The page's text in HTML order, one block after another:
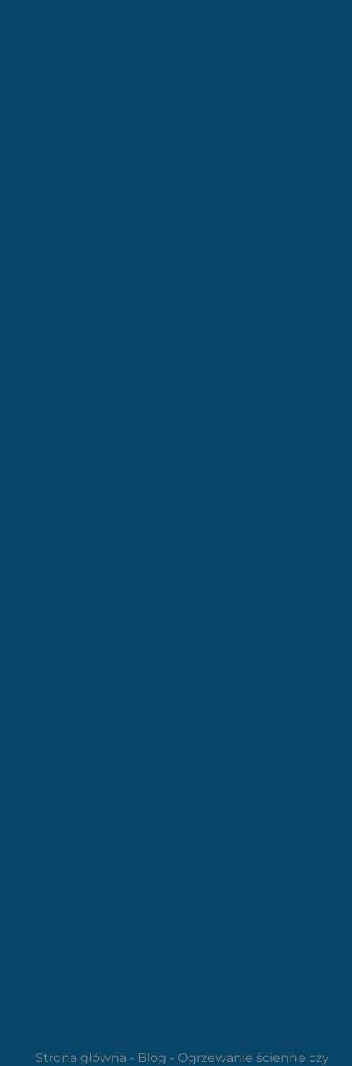
Strona główna - Blog - Ogrzewanie ścienne czy